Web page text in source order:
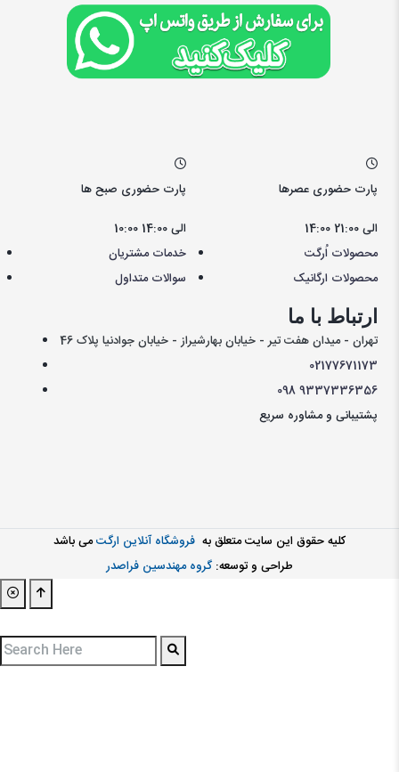
پارت حضوری صبح ها
10:00 الی 14:00
پارت حضوری عصرها
14:00 الی 21:00
خدمات مشتریان
سوالات متداول
محصولات اُرگت
محصولات ارگانیک
ارتباط با ما
تهران - میدان هفت تیر - خیابان بهارشیراز - خیابان جوادنیا پلاک 46
02177671173
0989337336356
پشتیبانی و مشاوره سریع
کليه حقوق اين سايت متعلق به فروشگاه آنلاین ارگتمی باشد
طراحی و توسعه: گروه مهندسین فراصدر